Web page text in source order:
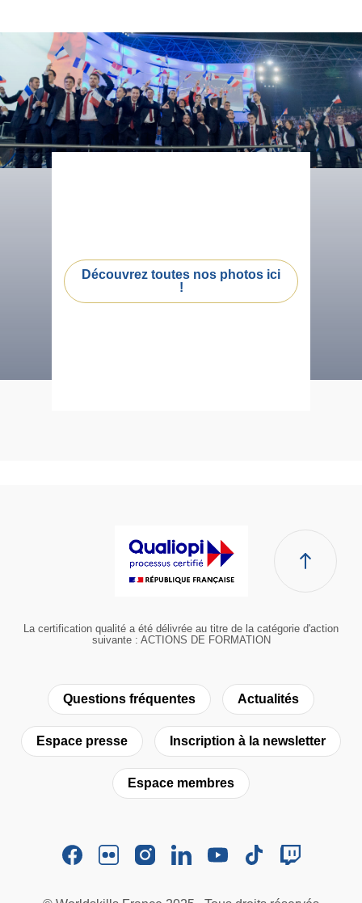
Découvrez toutes nos photos ici
!
La certification qualité a été délivrée au titre de la catégorie d'action
suivante : ACTIONS DE FORMATION
Questions fréquentes Actualités
Espace presse Inscription à la newsletter
Espace membres